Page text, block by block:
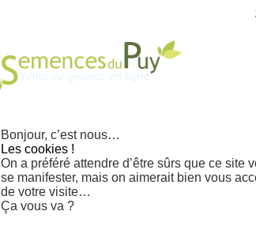
Bonjour, c’est nous…
Les cookies !
On a préféré attendre d’être sûrs que ce site
se manifester, mais on aimerait bien vous
de votre visite…
Ça vous va ?
Partager